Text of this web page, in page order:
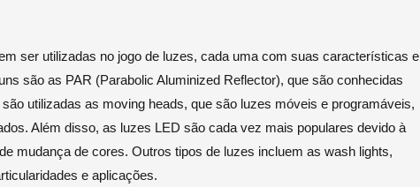
ser utilizadas no jogo de luzes, cada uma com suas características e
são as PAR (Parabolic Aluminized Reflector), que são conhecidas
utilizadas as moving heads, que são luzes móveis e programáveis,
Além disso, as luzes LED são cada vez mais populares devido à
mudança de cores. Outros tipos de luzes incluem as wash lights,
e aplicações.